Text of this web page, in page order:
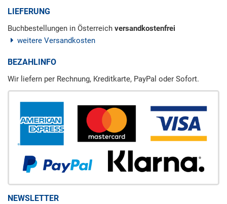
LIEFERUNG
Buchbestellungen in Österreich versandkostenfrei
weitere Versandkosten
BEZAHLINFO
Wir liefern per Rechnung, Kreditkarte, PayPal oder Sofort.
NEWSLETTER